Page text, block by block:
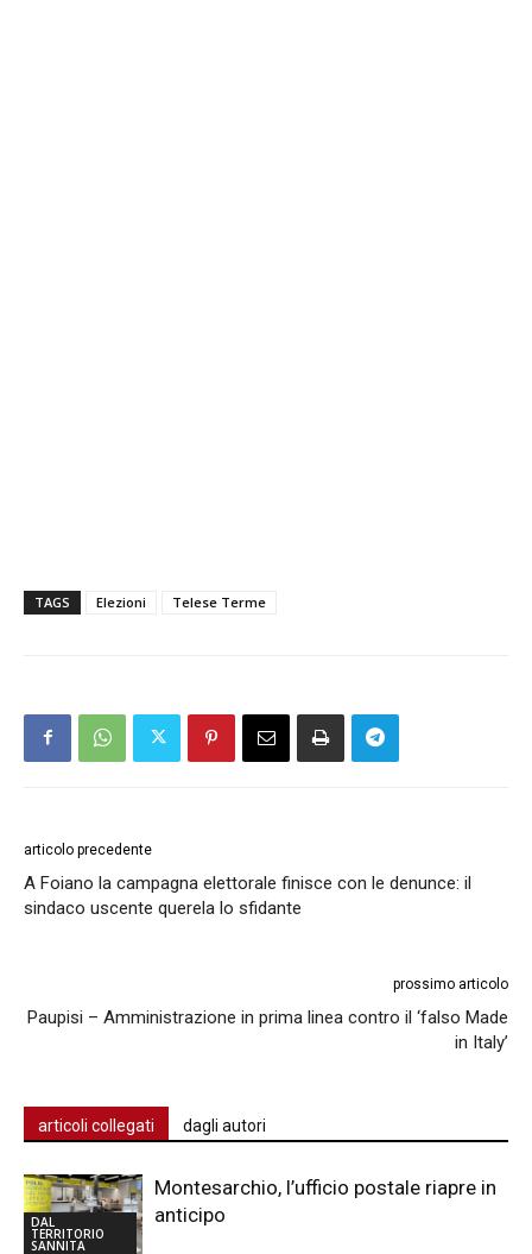
TAGS Elezioni Telese Terme
articolo precedente
A Foiano la campagna elettorale finisce con le denunce: il
sindaco uscente querela lo sfidante
prossimo articolo
Paupisi – Amministrazione in prima linea contro il ‘falso Made
in Italy’
articoli collegati dagli autori
DAL
TERRITORIO
SANNITA
Montesarchio, l’ufficio postale riapre in
anticipo